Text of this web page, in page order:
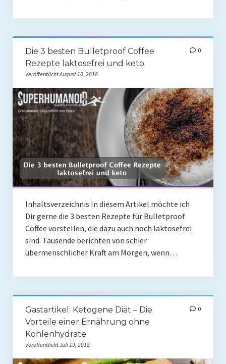
Die 3 besten Bulletproof Coffee
Rezepte laktosefrei und keto
Veröffentlicht August 10, 2018
0
Inhaltsverzeichnis In diesem Artikel möchte ich
Dir gerne die 3 besten Rezepte für Bulletproof
Coffee vorstellen, die dazu auch noch laktosefrei
sind. Tausende berichten von schier
übermenschlicher Kraft am Morgen, wenn…
Gastartikel: Ketogene Diät – Die
Vorteile einer Ernährung ohne
Kohlenhydrate
Veröffentlicht Juli 19, 2018
0